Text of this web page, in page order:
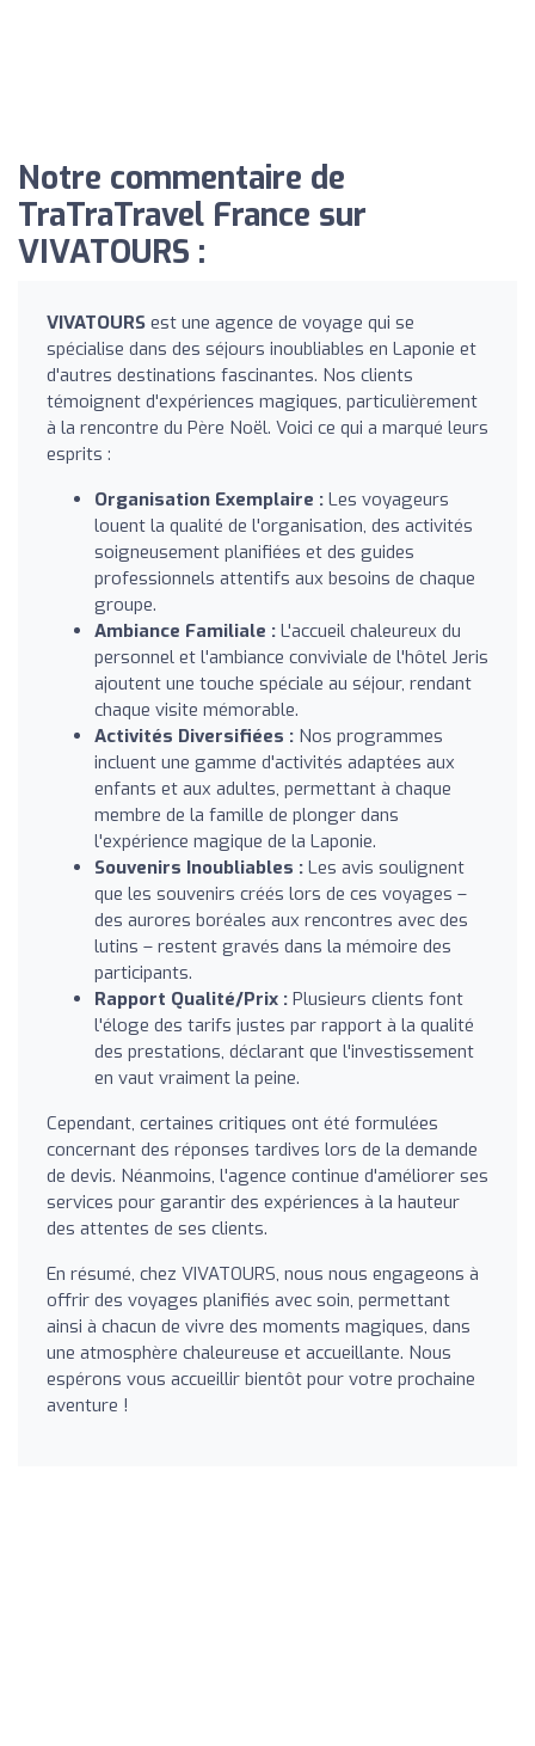
Notre commentaire de
TraTraTravel France sur
VIVATOURS :
VIVATOURS est une agence de voyage qui se
spécialise dans des séjours inoubliables en Laponie et
d'autres destinations fascinantes. Nos clients
témoignent d'expériences magiques, particulièrement
à la rencontre du Père Noël. Voici ce qui a marqué leurs
esprits :
Organisation Exemplaire : Les voyageurs
louent la qualité de l'organisation, des activités
soigneusement planifiées et des guides
professionnels attentifs aux besoins de chaque
groupe.
Ambiance Familiale : L'accueil chaleureux du
personnel et l'ambiance conviviale de l'hôtel Jeris
ajoutent une touche spéciale au séjour, rendant
chaque visite mémorable.
Activités Diversifiées : Nos programmes
incluent une gamme d'activités adaptées aux
enfants et aux adultes, permettant à chaque
membre de la famille de plonger dans
l'expérience magique de la Laponie.
Souvenirs Inoubliables : Les avis soulignent
que les souvenirs créés lors de ces voyages –
des aurores boréales aux rencontres avec des
lutins – restent gravés dans la mémoire des
participants.
Rapport Qualité/Prix : Plusieurs clients font
l'éloge des tarifs justes par rapport à la qualité
des prestations, déclarant que l'investissement
en vaut vraiment la peine.
Cependant, certaines critiques ont été formulées
concernant des réponses tardives lors de la demande
de devis. Néanmoins, l'agence continue d'améliorer ses
services pour garantir des expériences à la hauteur
des attentes de ses clients.
En résumé, chez VIVATOURS, nous nous engageons à
offrir des voyages planifiés avec soin, permettant
ainsi à chacun de vivre des moments magiques, dans
une atmosphère chaleureuse et accueillante. Nous
espérons vous accueillir bientôt pour votre prochaine
aventure !